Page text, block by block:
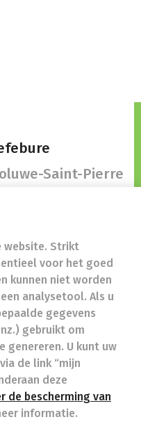
Saint-Pierre
in België
Pharmaceutische
FAGG 214210
der Apothekers,
94 1060 Brussel
plichtenleer
zorg
website. Strikt
voor het goed
kunnen niet worden
analysetool. Als u
gegevens
gebruikt om
U kunt uw
de link “mijn
deze
de bescherming van
informatie.